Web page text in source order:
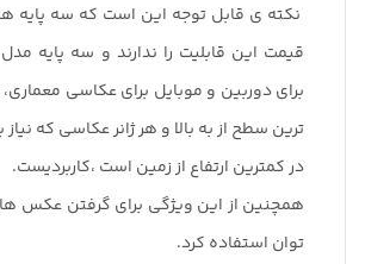
نکته ی قابل توجه این است که سه پایه
برای دوربین و موبایل برای عکاسی
ترین سطح از به بالا و هر ژانر عکاسی که
در کمترین ارتفاع از زمین است ،کاربردیست.
همچنین از این ویژگی برای گرفتن عکس
توان استفاده کرد.